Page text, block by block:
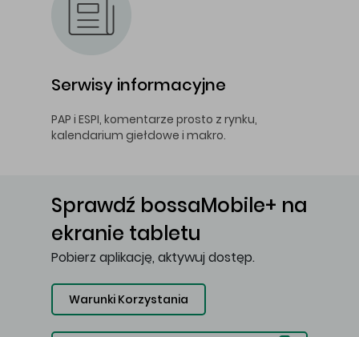
Serwisy informacyjne
PAP i ESPI, komentarze prosto z rynku,
kalendarium giełdowe i makro.
Sprawdź bossaMobile+ na
ekranie tabletu
Pobierz aplikację, aktywuj dostęp.
Warunki Korzystania